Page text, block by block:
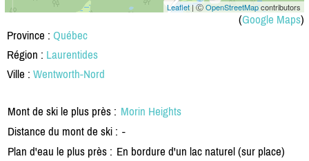
Leaflet| ⒸOpenStreetMapcontributors
(Google Maps)
Province : Québec
Région : Laurentides
Ville : Wentworth-Nord
Mont de ski le plus près : Morin Heights
Distance du mont de ski : -
Plan d'eau le plus près : En bordure d'un lac naturel (sur place)